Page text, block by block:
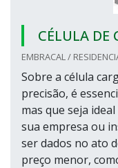
CÉLULA DE
EMBRACAL /
Sobre a célula
precisão, é
mas que seja
sua empresa ou
ser dados no ato
preço menor,